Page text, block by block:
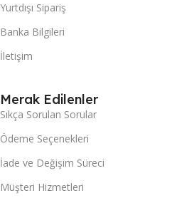
Yurtdışı Sipariş
Banka Bilgileri
İletişim
Merak Edilenler
Sıkça Sorulan Sorular
Ödeme Seçenekleri
İade ve Değişim Süreci
Müşteri Hizmetleri